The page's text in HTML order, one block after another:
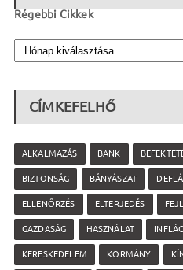
Régebbi Cikkek
CÍMKEFELHŐ
ALKALMAZÁS BANK
BIZTONSÁG BÁNYÁSZAT
ELLENŐRZÉS ELTERJEDÉS
GAZDASÁG HASZNÁLAT
KERESKEDELEM KORMÁNY